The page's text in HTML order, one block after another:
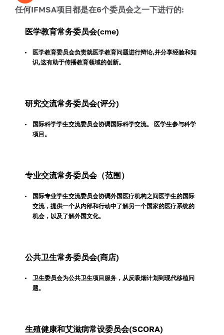
任何IFMSA项目都是在6个委员会之一下进行的:
医学教育常务委员会(cme)
医学教育委员会负责就医学教育问题进行辩论,并分享经验和知
识,这有助于传播教育领域的创新。
研究交流常务委员会(评分)
国际科学学生交流委员会协调国际科学交流。 医学生参与科学
项目。
专业交流常务委员会（范围）
国际专业学生交流委员会协调外国医疗机构之间医学生的国际
交流，提供一个从内部和行动中了解另一个国家的医疗系统的
机会，以及了解外国文化。
公共卫生常务委员会(商店)
卫生委员会为公共卫生项目服务，从反吸烟计划到现代移植问
题。
生殖健康和艾滋病常设委员会(SCORA)